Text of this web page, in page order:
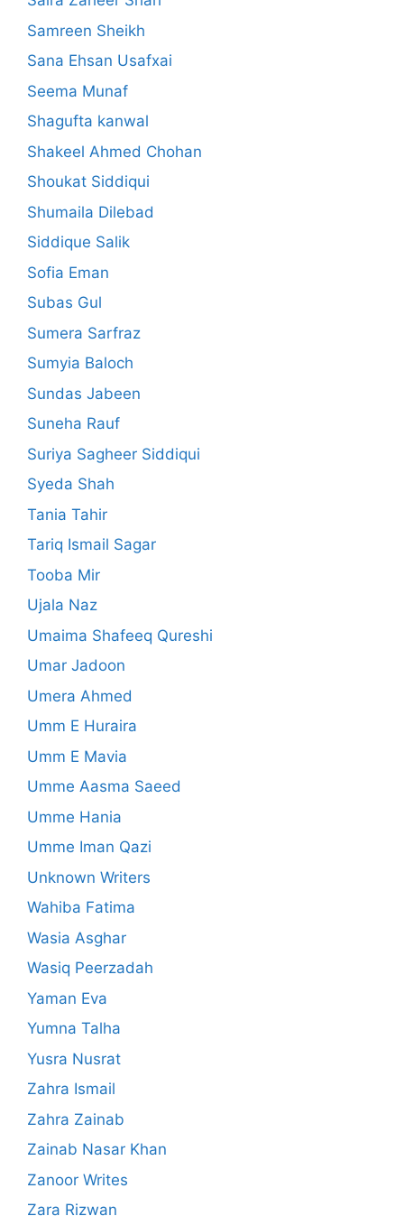
Samreen Sheikh
Sana Ehsan Usafxai
Seema Munaf
Shagufta kanwal
Shakeel Ahmed Chohan
Shoukat Siddiqui
Shumaila Dilebad
Siddique Salik
Sofia Eman
Subas Gul
Sumera Sarfraz
Sumyia Baloch
Sundas Jabeen
Suneha Rauf
Suriya Sagheer Siddiqui
Syeda Shah
Tania Tahir
Tariq Ismail Sagar
Tooba Mir
Ujala Naz
Umaima Shafeeq Qureshi
Umar Jadoon
Umera Ahmed
Umm E Huraira
Umm E Mavia
Umme Aasma Saeed
Umme Hania
Umme Iman Qazi
Unknown Writers
Wahiba Fatima
Wasia Asghar
Wasiq Peerzadah
Yaman Eva
Yumna Talha
Yusra Nusrat
Zahra Ismail
Zahra Zainab
Zainab Nasar Khan
Zanoor Writes
Zara Rizwan